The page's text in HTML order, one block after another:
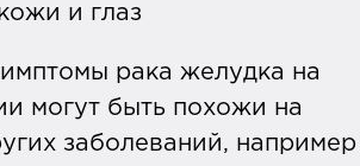
и глаз
рака желудка на
могут быть похожи на
заболеваний, например